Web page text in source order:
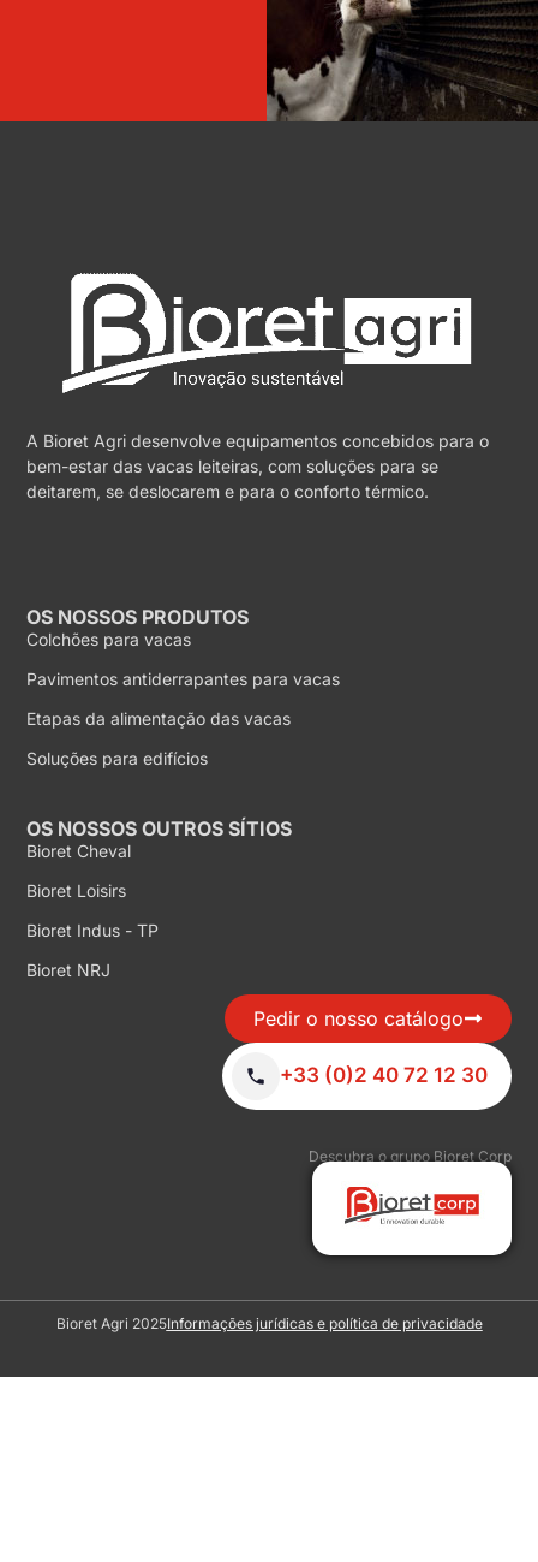
A Bioret Agri desenvolve equipamentos concebidos para o
bem-estar das vacas leiteiras, com soluções para se
deitarem, se deslocarem e para o conforto térmico.
OS NOSSOS PRODUTOS
Colchões para vacas
Pavimentos antiderrapantes para vacas
Etapas da alimentação das vacas
Soluções para edifícios
OS NOSSOS OUTROS SÍTIOS
Bioret Cheval
Bioret Loisirs
Bioret Indus - TP
Bioret NRJ
Pedir o nosso catálogo
+33 (0)2 40 72 12 30
Descubra o grupo Bioret Corp
Bioret Agri 2025Informações jurídicas e política de privacidade